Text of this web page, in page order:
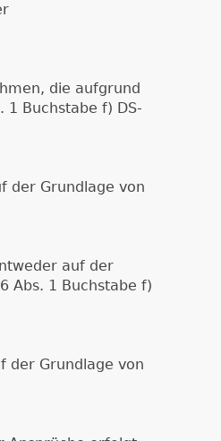
die aufgrund
Buchstabe f) DS-
der Grundlage von
auf der
Abs. 1 Buchstabe f)
der Grundlage von